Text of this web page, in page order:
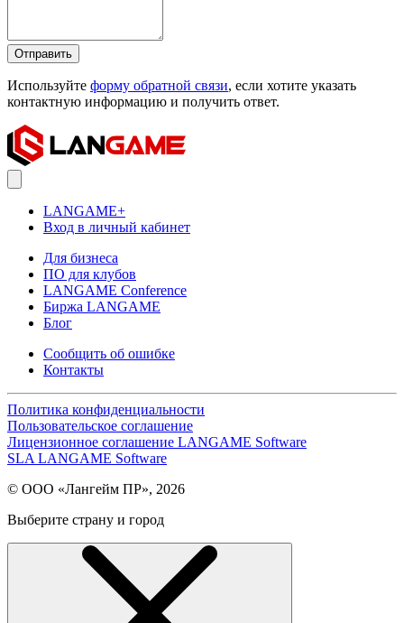
Отправить
Используйте форму обратной связи, если хотите указать
контактную информацию и получить ответ.
LANGAME+
Вход в личный кабинет
Для бизнеса
ПО для клубов
LANGAME Conference
Биржа LANGAME
Блог
Сообщить об ошибке
Контакты
Политика конфиденциальности
Пользовательское соглашение
Лицензионное соглашение LANGAME Software
SLA LANGAME Software
© ООО «Лангейм ПР», 2026
Выберите страну и город